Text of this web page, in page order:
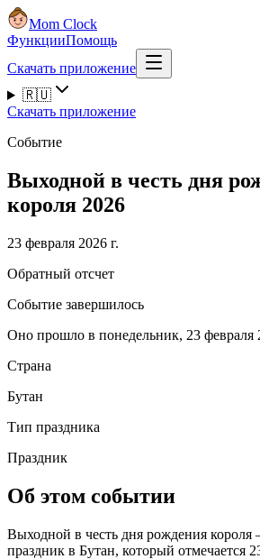
Mom Clock
ФункцииПомощь
Скачать приложение
🇷🇺
Скачать приложение
Событие
Выходной в честь дня
короля 2026
23 февраля 2026 г.
Обратный отсчет
Событие завершилось
Оно прошло в понедельник, 23 февраля
Страна
Бутан
Тип праздника
Праздник
Об этом событии
Выходной в честь дня рождения короля
праздник в Бутан, который отмечается